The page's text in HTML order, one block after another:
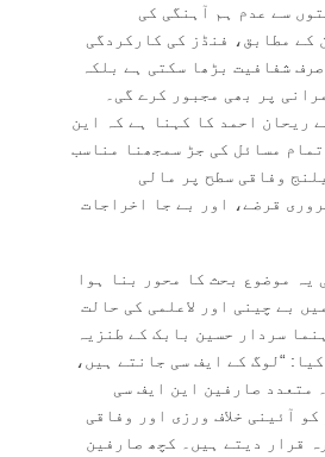
سے عدم ہم آہنگی کی
کے مطابق، فنڈز کی کارکردگی
شفافیت بڑھا سکتی ہے بلکہ
پر بھی مجبور کرے گی۔
ریحان احمد کا کہنا ہے کہ این
مسائل کی جڑ سمجھنا مناسب
وفاقی سطح پر مالی
قرضے، اور بے جا اخراجات
یہ موضوع بحث کا محور بنا ہوا
بے چینی اور لاعلمی کی حالت
سردار حسین بابک کے طنزیہ
“لوگ کے ایف سی جانتے ہیں،
متعدد صارفین این ایف سی
آئینی خلاف ورزی اور وفاقی
قرار دیتے ہیں۔ کچھ صارفین